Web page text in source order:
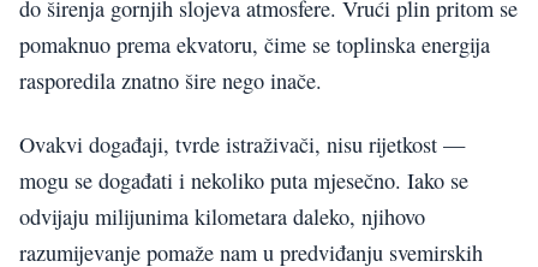
do širenja gornjih slojeva atmosfere. Vrući plin pritom se
pomaknuo prema ekvatoru, čime se toplinska energija
rasporedila znatno šire nego inače.
Ovakvi događaji, tvrde istraživači, nisu rijetkost —
mogu se događati i nekoliko puta mjesečno. Iako se
odvijaju milijunima kilometara daleko, njihovo
razumijevanje pomaže nam u predviđanju svemirskih